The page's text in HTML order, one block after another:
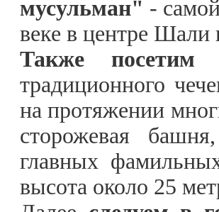
мусульман" -
веке в центре Шали
Также
традиционного
на протяжении
сторожевая
главных
высота около 25